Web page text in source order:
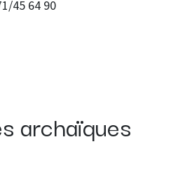
45 64 90
archaïques